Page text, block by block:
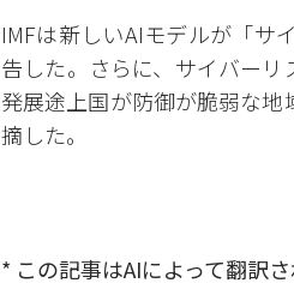
IMFは新しいAIモデルが「サ
告した。さらに、サイバー
発展途上国が防御が脆弱な
摘した。
* この記事はAIによって翻訳さ